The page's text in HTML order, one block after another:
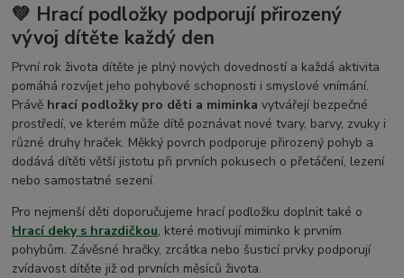
💚 Hrací podložky podporují přirozený
vývoj dítěte každý den
První rok života dítěte je plný nových dovedností a každá aktivita
pomáhá rozvíjet jeho pohybové schopnosti i smyslové vnímání.
Právě hrací podložky pro děti a miminka vytvářejí bezpečné
prostředí, ve kterém může dítě poznávat nové tvary, barvy, zvuky i
různé druhy hraček. Měkký povrch podporuje přirozený pohyb a
dodává dítěti větší jistotu při prvních pokusech o přetáčení, lezení
nebo samostatné sezení.
Pro nejmenší děti doporučujeme hrací podložku doplnit také o
Hrací deky s hrazdičkou, které motivují miminko k prvním
pohybům. Závěsné hračky, zrcátka nebo šusticí prvky podporují
zvídavost dítěte již od prvních měsíců života.